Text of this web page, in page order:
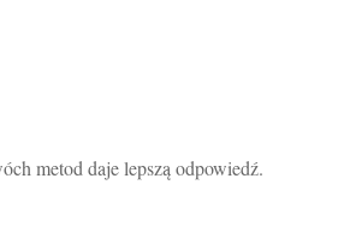
metod daje lepszą odpowiedź.